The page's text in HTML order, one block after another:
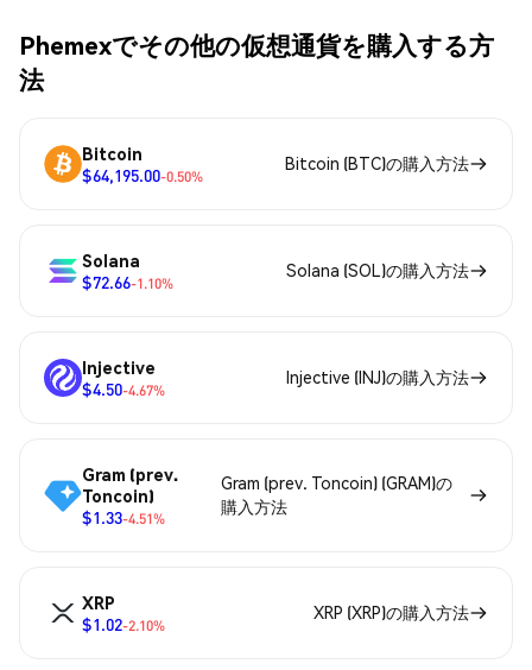
Phemexでその他の仮想通貨を購入する方
法
Bitcoin
$64,195.00-0.50%
Bitcoin (BTC)の購入方法
Solana
$72.66-1.10%
Solana (SOL)の購入方法
Injective
$4.50-4.67%
Injective (INJ)の購入方法
Gram (prev.
Toncoin)
$1.33-4.51%
Gram (prev. Toncoin) (GRAM)の
購入方法
XRP
$1.02-2.10%
XRP (XRP)の購入方法